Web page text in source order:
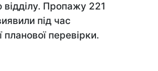
відділу. Пропажу 221
під час
планової перевірки.